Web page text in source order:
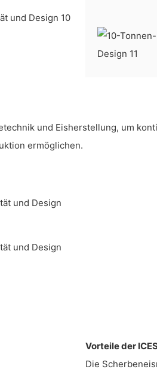
und Eisherstellung, um
ermöglichen.
Vorteile der
Die